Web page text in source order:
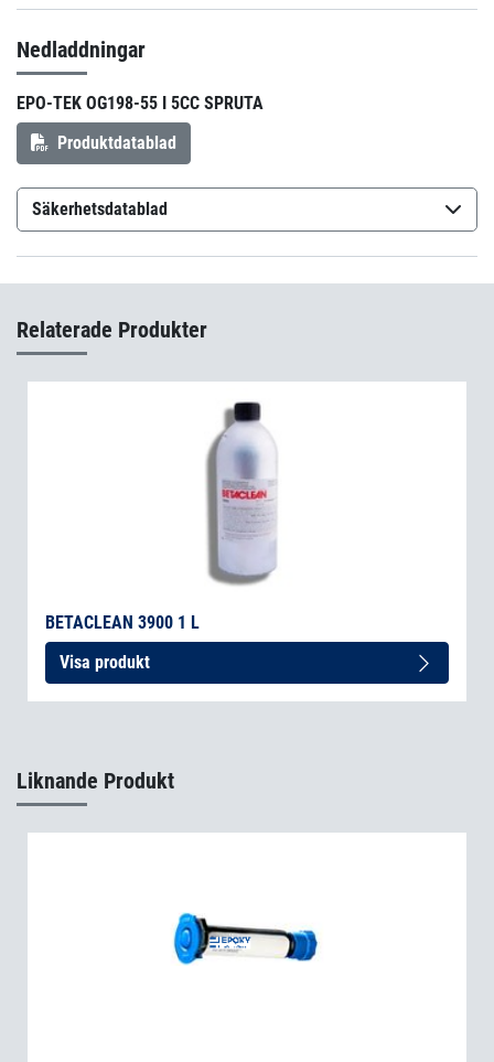
Nedladdningar
EPO-TEK OG198-55 I 5CC SPRUTA
Produktdatablad
Säkerhetsdatablad
Epo-Tek OG198-55 (sv-SE)
Relaterade Produkter
BETACLEAN 3900 1 L
Visa produkt
Liknande Produkt